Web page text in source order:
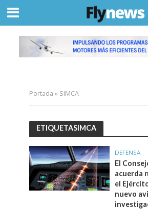
Portada » SIMCA
ETIQUETASIMCA
DEFENSA
El
acuerda
el
nuevo